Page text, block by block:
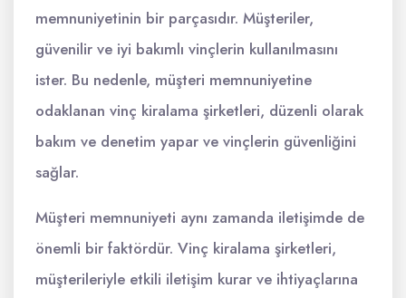
memnuniyetinin bir parçasıdır. Müşteriler,
güvenilir ve iyi bakımlı vinçlerin kullanılmasını
ister. Bu nedenle, müşteri memnuniyetine
odaklanan vinç kiralama şirketleri, düzenli olarak
bakım ve denetim yapar ve vinçlerin güvenliğini
sağlar.
Müşteri memnuniyeti aynı zamanda iletişimde de
önemli bir faktördür. Vinç kiralama şirketleri,
müşterileriyle etkili iletişim kurar ve ihtiyaçlarına